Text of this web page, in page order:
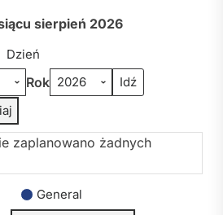
sierpień 2026
Dzień
Rok
zaplanowano żadnych
General